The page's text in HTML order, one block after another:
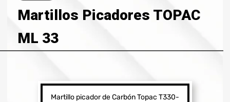
Martillos Picadores TOPAC
ML 33
Martillo picador de Carbón Topac T330-